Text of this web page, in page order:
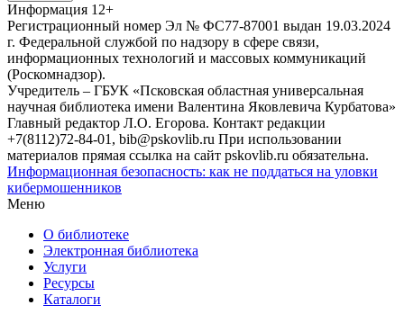
Информация 12+
Регистрационный номер Эл № ФС77-87001 выдан 19.03.2024
г. Федеральной службой по надзору в сфере связи,
информационных технологий и массовых коммуникаций
(Роскомнадзор).
Учредитель – ГБУК «Псковская областная универсальная
научная библиотека имени Валентина Яковлевича Курбатова»
Главный редактор Л.О. Егорова. Контакт редакции
+7(8112)72-84-01, bib@pskovlib.ru При использовании
материалов прямая ссылка на сайт pskovlib.ru обязательна.
Информационная безопасность: как не поддаться на уловки
кибермошенников
Меню
О библиотеке
Электронная библиотека
Услуги
Ресурсы
Каталоги